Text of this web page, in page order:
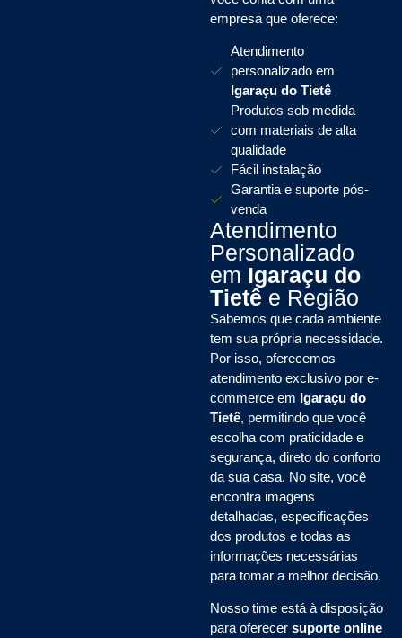
empresa que oferece:
Atendimento
personalizado em
Igaraçu do Tietê
Produtos sob medida
com materiais de alta
qualidade
Fácil instalação
Garantia e suporte pós-
venda
Atendimento
Personalizado
em Igaraçu do
Tietê e Região
Sabemos que cada ambiente
tem sua própria necessidade.
Por isso, oferecemos
atendimento exclusivo por e-
commerce em Igaraçu do
Tietê, permitindo que você
escolha com praticidade e
segurança, direto do conforto
da sua casa. No site, você
encontra imagens
detalhadas, especificações
dos produtos e todas as
informações necessárias
para tomar a melhor decisão.
Nosso time está à disposição
para oferecer suporte online